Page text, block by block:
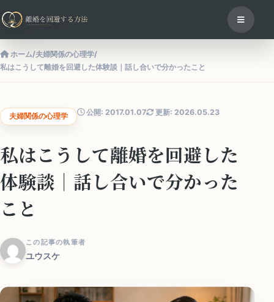
ホーム/夫婦関係の心理学/
私はこうして離婚を回避した体験談｜話し合いで分かったこと
夫婦関係の心理学 公開: 2017.01.07 更新: 2026.05.23
私はこうして離婚を回避した
体験談｜話し合いで分かった
こと
この記事の執筆者
ユウスケ